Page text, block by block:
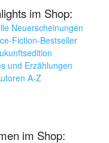
im Shop:
Neuerscheinungen
Fiction-Bestseller
und Erzählungen
A-Z
im Shop: